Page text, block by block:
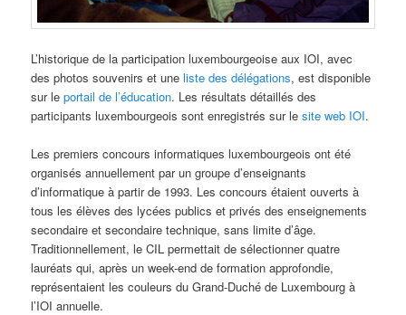
L’historique de la participation luxembourgeoise aux IOI, avec
des photos souvenirs et uneliste des délégations, est disponible
sur leportail de l’éducation. Les résultats détaillés des
participants luxembourgeois sont enregistrés sur lesite web IOI.
Les premiers concours informatiques luxembourgeois ont été
organisés annuellement par un groupe d’enseignants
d’informatique à partir de 1993. Les concours étaient ouverts à
tous les élèves des lycées publics et privés des enseignements
secondaire et secondaire technique, sans limite d’âge.
Traditionnellement, le CIL permettait de sélectionner quatre
lauréats qui, après un week-end de formation approfondie,
représentaient les couleurs du Grand-Duché de Luxembourg à
l’IOI annuelle.